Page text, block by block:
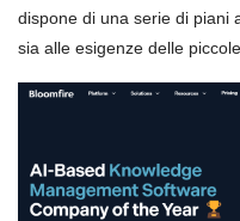
dispone di una serie di piani
sia alle esigenze delle